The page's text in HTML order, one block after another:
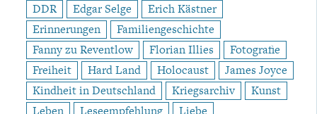
DDR
Edgar Selge
Erich Kästner
Erinnerungen
Familiengeschichte
Fanny zu Reventlow
Florian Illies
Fotografie
Freiheit
Hard Land Holocaust
James Joyce
Kindheit in Deutschland
Kriegsarchiv
Kunst